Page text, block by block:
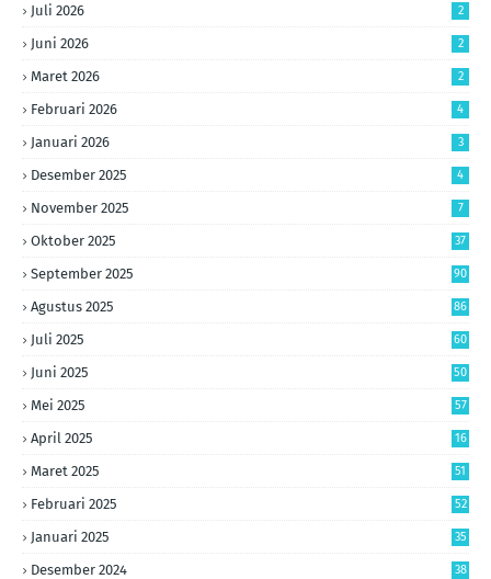
Juli 2026 2
Juni 2026 2
Maret 2026 2
Februari 2026 4
Januari 2026 3
Desember 2025 4
November 2025 7
Oktober 2025 37
September 2025 90
Agustus 2025 86
Juli 2025 60
Juni 2025 50
Mei 2025 57
April 2025 16
Maret 2025 51
Februari 2025 52
Januari 2025 35
Desember 2024 38